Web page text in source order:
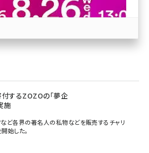
するZOZOの「夢企
施
ど各界の著名人の私物などを販売するチャリ
始した。